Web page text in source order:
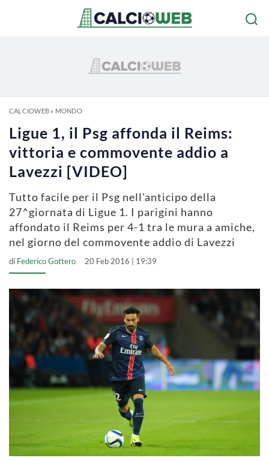
CALCIOWEB» MONDO
Ligue 1, il Psg affonda il Reims:
vittoria e commovente addio a
Lavezzi [VIDEO]
Tutto facile per il Psg nell'anticipo della
27^giornata di Ligue 1. I parigini hanno
affondato il Reims per 4-1 tra le mura a amiche,
nel giorno del commovente addio di Lavezzi
di Federico Gottero 20 Feb 2016 | 19:39